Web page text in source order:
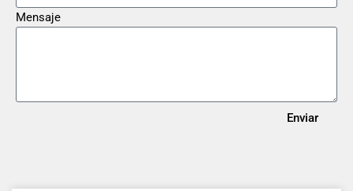
Mensaje
Enviar